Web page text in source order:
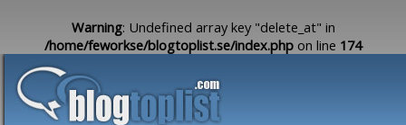
Warning: Undefined array key "delete_at" in
/home/feworkse/blogtoplist.se/index.php on line 174